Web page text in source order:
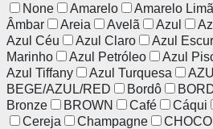
None
Amarelo Amarelo
Âmbar
Areia Avelã Azul
Azul Céu
Azul Claro Azul
Marinho
Azul Petróleo Azul
Azul Tiffany
Azul Turquesa
BEGE/AZUL/RED
Bordô
Bronze
BROWN Café Cáqui
Cereja
Champagne CHOCO